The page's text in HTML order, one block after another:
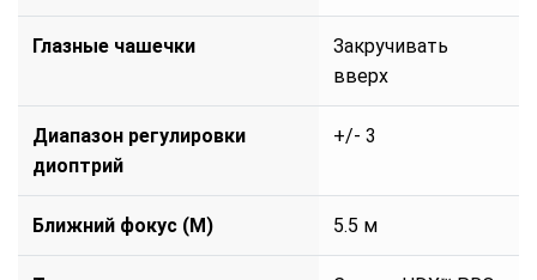
Глазные чашечки
Закручивать
вверх
Диапазон регулировки
диоптрий
+/- 3
Ближний фокус (М) 5.5 м